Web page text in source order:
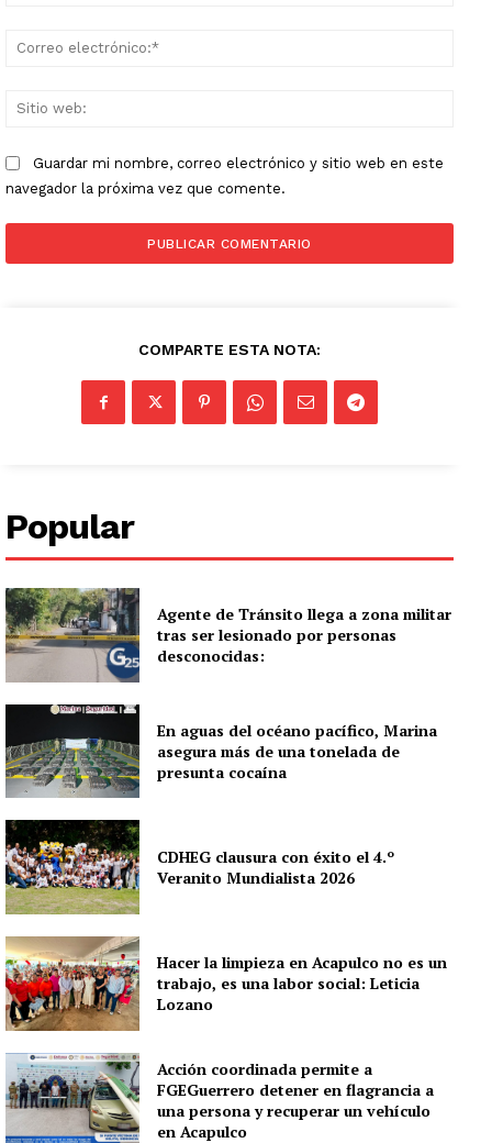
Guardar mi nombre, correo electrónico y sitio web en este
navegador la próxima vez que comente.
COMPARTE ESTA NOTA:
Popular
Agente de Tránsito llega a zona militar
tras ser lesionado por personas
desconocidas:
En aguas del océano pacífico, Marina
asegura más de una tonelada de
presunta cocaína
CDHEG clausura con éxito el 4.º
Veranito Mundialista 2026
Hacer la limpieza en Acapulco no es un
trabajo, es una labor social: Leticia
Lozano
Acción coordinada permite a
FGEGuerrero detener en flagrancia a
una persona y recuperar un vehículo
en Acapulco